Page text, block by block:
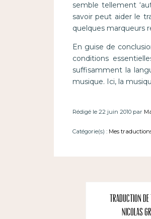
semble tellement
savoir peut aider le
quelques marqueurs
En guise de
conditions
suffisamment la
musique. Ici, la
Rédigé le 22 juin 2010 par
Catégorie(s) : Mes
Traduction de
Nicolas